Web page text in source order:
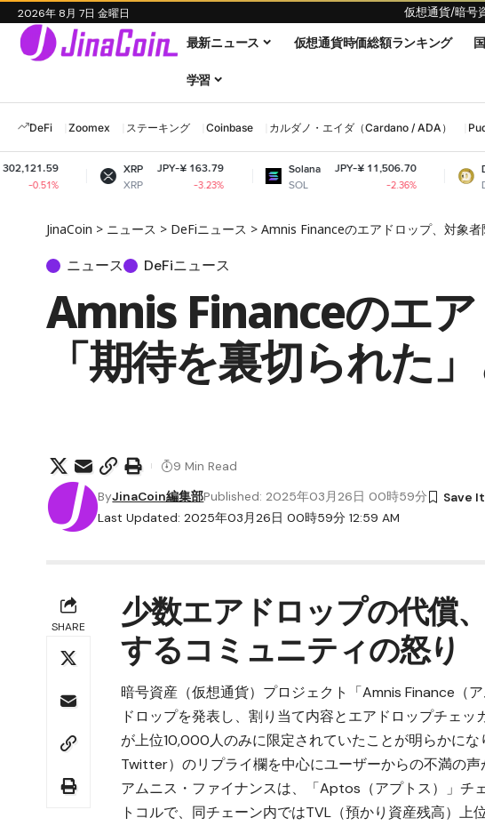
2026年 8月 7日 金曜日 仮想通貨/暗号
最新ニュース 仮想通貨時価総額ランキング
学習
DeFi Zoomex ステーキング Coinbase カルダノ・エイダ（Cardano / ADA）
XRP
XRP
JPY-¥ 163.79
-3.23%
Solana
SOL
JPY-¥ 11,506.70
-2.36%
Dogecoin
DOGE
JinaCoin > ニュース > DeFiニュース > Amnis Financeのエアドロップ、対象
ニュース DeFiニュース
Amnis Financeのエ
「期待を裏切られた
Last Updated: 2025年03月26日 00時59分 12:59 AM
ByJinaCoin編集部Published: 2025年03月26日 00時59分
9 Min Read
SHARE
少数エアドロップの代償
するコミュニティの怒り
暗号資産（仮想通貨）プロジェクト「Amnis Finance（
ドロップを発表し、割り当て内容とエアドロップチェ
が上位10,000人のみに限定されていたことが明らかに
Twitter）のリプライ欄を中心にユーザーからの不満の声
アムニス・ファイナンスは、「Aptos（アプトス）」チ
トコルで、同チェーン内ではTVL（預かり資産残高）上